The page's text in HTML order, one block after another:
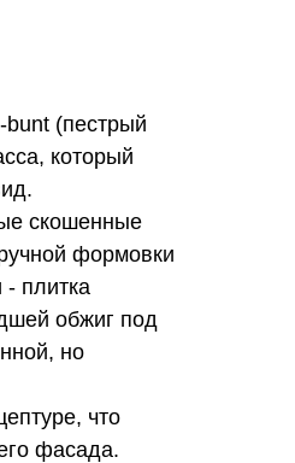
(пестрый
который
скошенные
формовки
плитка
обжиг под
но
что
фасада.